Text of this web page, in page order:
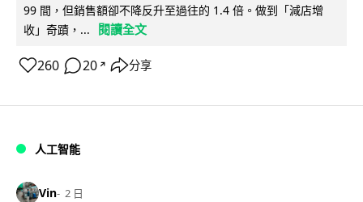
99 間，但銷售額卻不降反升至過往的 1.4 倍。做到「減店增
收」奇蹟，...
閱讀全文
260 20 ↗ 分享
人工智能
Vin 2 日